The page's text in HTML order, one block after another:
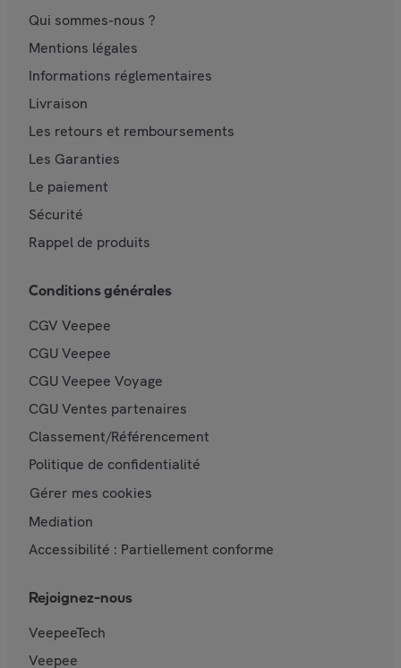
Qui sommes-nous ?
Mentions légales
Informations réglementaires
Livraison
Les retours et remboursements
Les Garanties
Le paiement
Sécurité
Rappel de produits
Conditions générales
CGV Veepee
CGU Veepee
CGU Veepee Voyage
CGU Ventes partenaires
Classement/Référencement
Politique de confidentialité
Gérer mes cookies
Mediation
Accessibilité : Partiellement conforme
Rejoignez-nous
VeepeeTech
Veepee